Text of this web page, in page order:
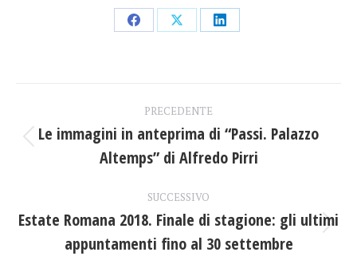
CondividiCondividiCondividi
tra
post
PRECEDENTE
Post
precedente:
Le immagini in anteprima di “Passi. Palazzo
Altemps” di Alfredo Pirri
SUCCESSIVO
Prossimo
post:
Estate Romana 2018. Finale di stagione: gli ultimi
appuntamenti fino al 30 settembre